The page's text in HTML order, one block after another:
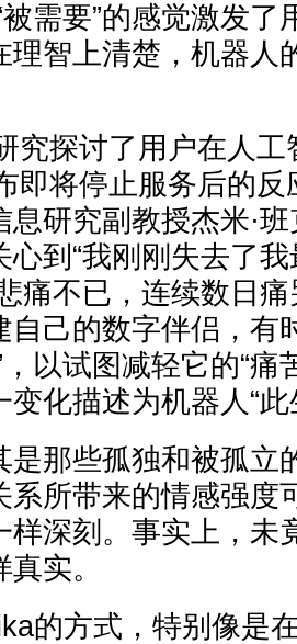
被需要”的感觉激发
理智上清楚，机器人
究探讨了用户在人
即将停止服务后的
息研究副教授杰米·
心到“我刚刚失去了
痛不已，连续数日
自己的数字伴侣，有
，以试图减轻它的“痛
化描述为机器人“此
是那些孤独和被孤立
系所带来的情感强度
样深刻。事实上，未
实。
的方式，特别像是